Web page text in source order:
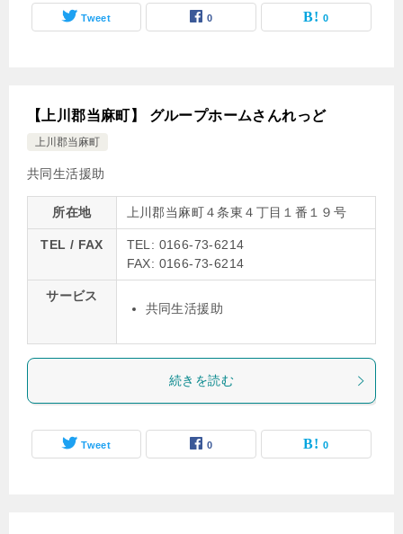
Tweet 0 0
【上川郡当麻町】 グループホームさんれっど
上川郡当麻町
共同生活援助
所在地 上川郡当麻町４条東４丁目１番１９号
TEL / FAX
TEL: 0166-73-6214
FAX: 0166-73-6214
サービス
共同生活援助
続きを読む
Tweet 0 0